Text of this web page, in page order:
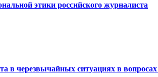
этики российского журналиста
в черезвычайных ситуациях в вопросах